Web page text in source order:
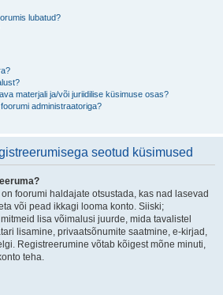
lubatud?
materjali ja/või juriidilise küsimuse osas?
administraatoriga?
seotud küsimused
foorumi haldajate otsustada, kas nad lasevad
või pead ikkagi looma konto. Siiski;
lisa võimalusi juurde, mida tavalistel
lisamine, privaatsõnumite saatmine, e-kirjad,
Registreerumine võtab kõigest mõne minuti,
teha.